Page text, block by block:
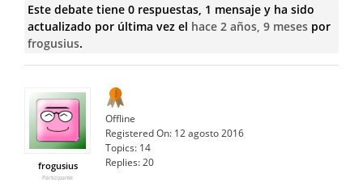
Este debate tiene 0 respuestas, 1 mensaje y ha sido
actualizado por última vez el hace 2 años, 9 mesespor
frogusius.
frogusius
Participante
Offline
Registered On: 12 agosto 2016
Topics: 14
Replies:20